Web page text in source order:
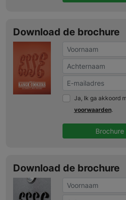
Download de brochure
Ja, Ik ga akkoord
voorwaarden.
Download de brochure